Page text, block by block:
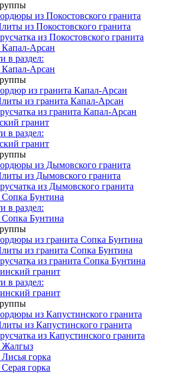
из Покостовского гранита
из Покостовского гранита
из Покостовского гранита
Капал-Арсан
в раздел:
Капал-Арсан
из гранита Капал-Арсан
из гранита Капал-Арсан
из гранита Капал-Арсан
гранит
в раздел:
гранит
из Дымовского гранита
из Дымовского гранита
из Дымовского гранита
Сопка Бунтина
в раздел:
Сопка Бунтина
из гранита Сопка Бунтина
из гранита Сопка Бунтина
из гранита Сопка Бунтина
гранит
в раздел:
гранит
из Капустинского гранита
из Капустинского гранита
из Капустинского гранита
Жалгыз
горка
горка